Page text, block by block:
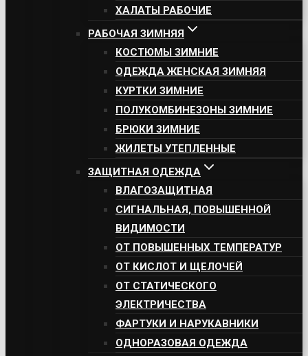
ХАЛАТЫ РАБОЧИЕ
РАБОЧАЯ ЗИМНЯЯ
КОСТЮМЫ ЗИМНИЕ
ОДЕЖДА ЖЕНСКАЯ ЗИМНЯЯ
КУРТКИ ЗИМНИЕ
ПОЛУКОМБИНЕЗОНЫ ЗИМНИЕ
БРЮКИ ЗИМНИЕ
ЖИЛЕТЫ УТЕПЛЕННЫЕ
ЗАЩИТНАЯ ОДЕЖДА
ВЛАГОЗАЩИТНАЯ
СИГНАЛЬНАЯ, ПОВЫШЕННОЙ
ВИДИМОСТИ
ОТ ПОВЫШЕННЫХ ТЕМПЕРАТУР
ОТ КИСЛОТ И ЩЕЛОЧЕЙ
ОТ СТАТИЧЕСКОГО
ЭЛЕКТРИЧЕСТВА
ФАРТУКИ И НАРУКАВНИКИ
ОДНОРАЗОВАЯ ОДЕЖДА